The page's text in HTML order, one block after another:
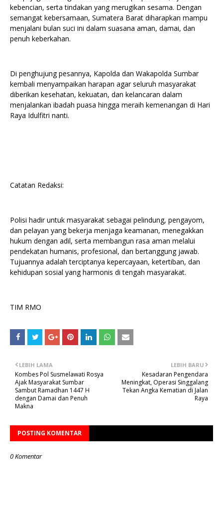
kebencian, serta tindakan yang merugikan sesama. Dengan
semangat kebersamaan, Sumatera Barat diharapkan mampu
menjalani bulan suci ini dalam suasana aman, damai, dan
penuh keberkahan.
Di penghujung pesannya, Kapolda dan Wakapolda Sumbar
kembali menyampaikan harapan agar seluruh masyarakat
diberikan kesehatan, kekuatan, dan kelancaran dalam
menjalankan ibadah puasa hingga meraih kemenangan di Hari
Raya Idulfitri nanti.
Catatan Redaksi:
Polisi hadir untuk masyarakat sebagai pelindung, pengayom,
dan pelayan yang bekerja menjaga keamanan, menegakkan
hukum dengan adil, serta membangun rasa aman melalui
pendekatan humanis, profesional, dan bertanggung jawab.
Tujuannya adalah terciptanya kepercayaan, ketertiban, dan
kehidupan sosial yang harmonis di tengah masyarakat.
TIM RMO
LEBIH BARU
Kesadaran Pengendara
Meningkat, Operasi Singgalang
Tekan Angka Kematian di Jalan
Raya
LEBIH LAMA
Kombes Pol Susmelawati Rosya
Ajak Masyarakat Sumbar
Sambut Ramadhan 1447 H
dengan Damai dan Penuh
Makna
POSTING KOMENTAR
0 Komentar